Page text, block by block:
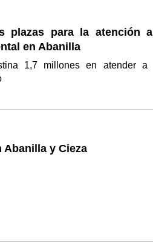
plazas para la atención a
en Abanilla
1,7 millones en atender a
Abanilla y Cieza